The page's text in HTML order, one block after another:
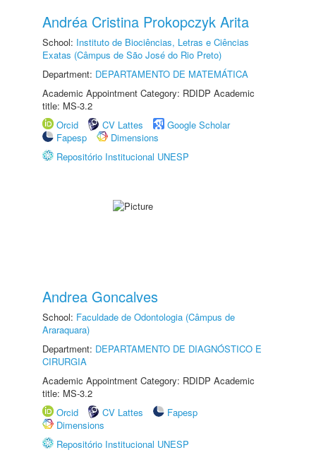
Andréa Cristina Prokopczyk Arita
School: Instituto de Biociências, Letras e Ciências
Exatas (Câmpus de São José do Rio Preto)
Department: DEPARTAMENTO DE MATEMÁTICA
Academic Appointment Category: RDIDP Academic
title: MS-3.2
Orcid
CV Lattes
Google Scholar
Fapesp
Dimensions
Repositório Institucional UNESP
Andrea Goncalves
School: Faculdade de Odontologia (Câmpus de
Araraquara)
Department: DEPARTAMENTO DE DIAGNÓSTICO E
CIRURGIA
Academic Appointment Category: RDIDP Academic
title: MS-3.2
Orcid
CV Lattes
Fapesp
Dimensions
Repositório Institucional UNESP